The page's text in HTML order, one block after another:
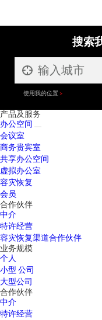
搜索
使用我的位置
产品及服务
办公空间
会议室
商务贵宾室
共享办公空间
虚拟办公室
容灾恢复
会员
合作伙伴
中介
特许经营
容灾恢复渠道合作伙伴
业务规模
个人
小型 公司
大型公司
合作伙伴
中介
特许经营